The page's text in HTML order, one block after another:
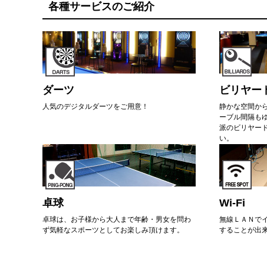
各種サービスのご紹介
ダーツ
人気のデジタルダーツをご用意！
ビリヤー
静かな空間か
ーブル間隔も
派のビリヤー
い。
卓球
卓球は、お子様から大人まで年齢・男女を問わ
ず気軽なスポーツとしてお楽しみ頂けます。
Wi-Fi
無線ＬＡＮで
することが出